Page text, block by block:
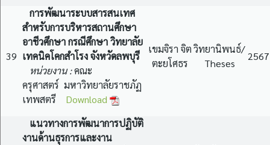
39
การพัฒนาระบบสารสนเทศ
สำหรับการบริหารสถานศึกษา
อาชีวศึกษา กรณีศึกษา วิทยาลัย
เทคนิคโคกสำโรง จังหวัดลพบุรี
หน่วยงาน :คณะ
ครุศาสตร์ มหาวิทยาลัยราชภัฏ
เทพสตรี Download
เขมจิรา จิต
ตะยโศธร
วิทยานิพนธ์/
Theses
2567
แนวทางการพัฒนาการปฏิบัติ
งานด้านธุรการและงาน